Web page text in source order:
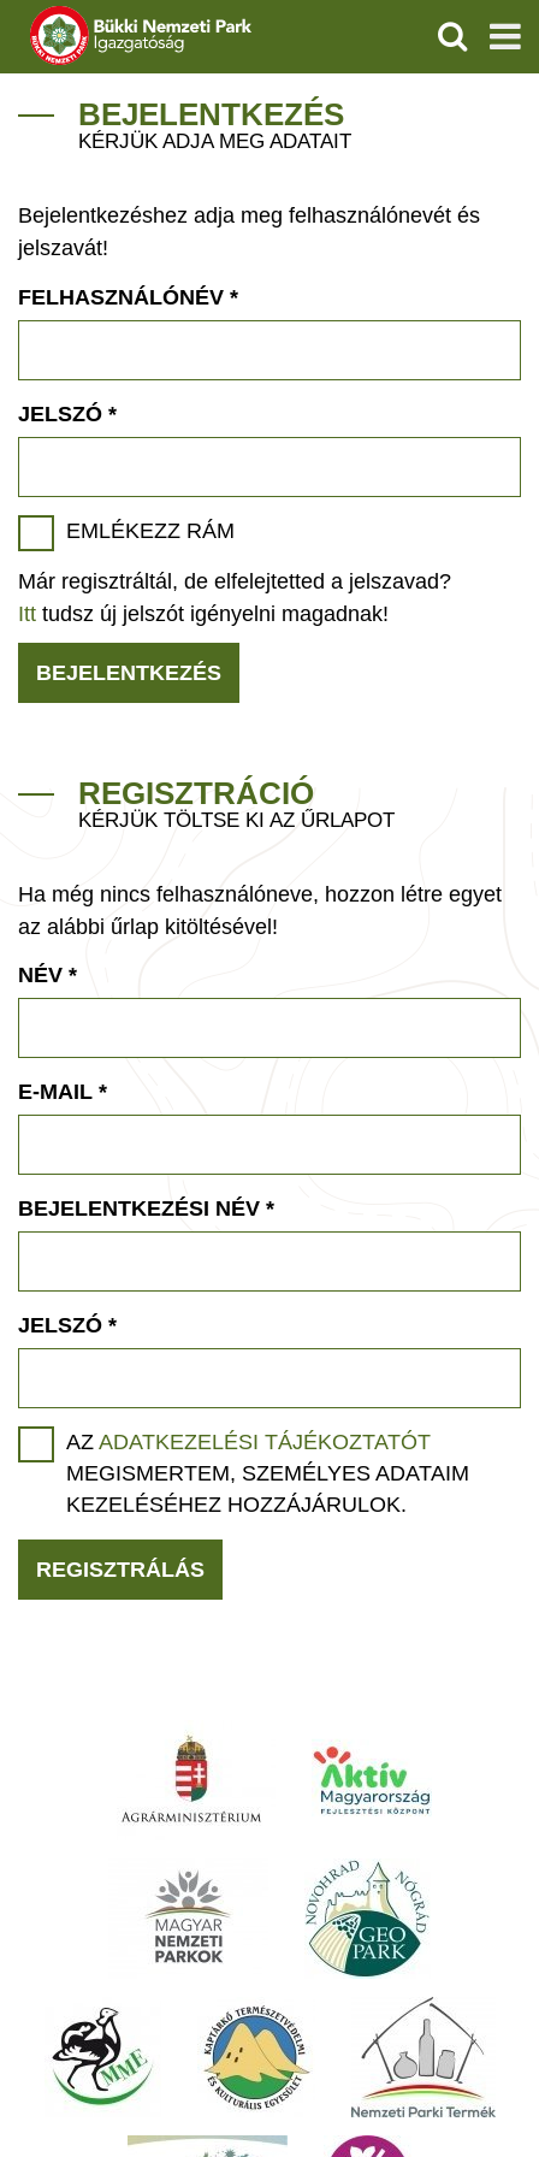
IGAZGATÓSÁG
VÍZVÉDELEM
ÖKOTURIZMUS
GEOPARKOK
KERESÉS
BEJELENTKEZÉS
KÉRJÜK ADJA MEG ADATAIT
Bejelentkezéshez adja meg felhasználónevét és
jelszavát!
FELHASZNÁLÓNÉV *
JELSZÓ *
EMLÉKEZZ RÁM
Már regisztráltál, de elfelejtetted a jelszavad?
Itt tudsz új jelszót igényelni magadnak!
BEJELENTKEZÉS
REGISZTRÁCIÓ
KÉRJÜK TÖLTSE KI AZ ŰRLAPOT
Ha még nincs felhasználóneve, hozzon létre egyet
az alábbi űrlap kitöltésével!
NÉV *
E-MAIL *
BEJELENTKEZÉSI NÉV *
JELSZÓ *
AZ ADATKEZELÉSI TÁJÉKOZTATÓT
MEGISMERTEM, SZEMÉLYES ADATAIM
KEZELÉSÉHEZ HOZZÁJÁRULOK.
REGISZTRÁLÁS